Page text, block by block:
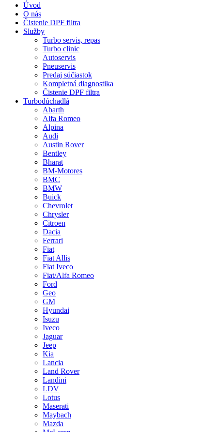
Úvod
O nás
Čistenie DPF filtra
Služby
Turbo servis, repas
Turbo clinic
Autoservis
Pneuservis
Predaj súčiastok
Kompletná diagnostika
Čistenie DPF filtra
Turbodúchadlá
Abarth
Alfa Romeo
Alpina
Audi
Austin Rover
Bentley
Bharat
BM-Motores
BMC
BMW
Buick
Chevrolet
Chrysler
Citroen
Dacia
Ferrari
Fiat
Fiat Allis
Fiat Iveco
Fiat/Alfa Romeo
Ford
Geo
GM
Hyundai
Isuzu
Iveco
Jaguar
Jeep
Kia
Lancia
Land Rover
Landini
LDV
Lotus
Maserati
Maybach
Mazda